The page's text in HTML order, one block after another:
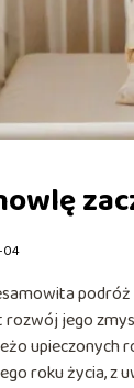
04
podróż
jego
roku życia,